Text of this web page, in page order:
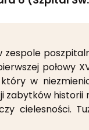
zespole
połowy
w
zabytków
cielesności.